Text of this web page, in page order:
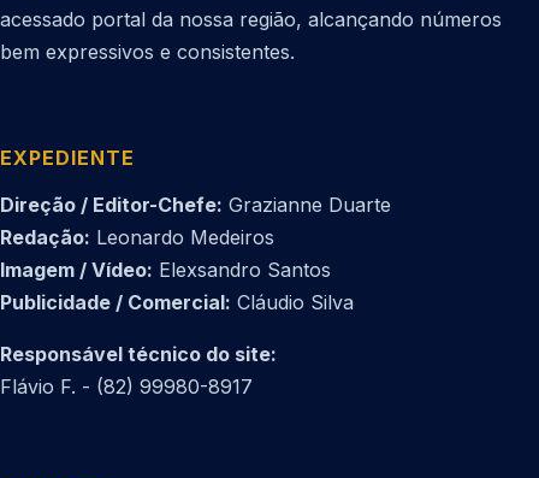
acessado portal da nossa região, alcançando números
bem expressivos e consistentes.
EXPEDIENTE
Direção / Editor-Chefe: Grazianne Duarte
Redação: Leonardo Medeiros
Imagem / Vídeo: Elexsandro Santos
Publicidade / Comercial: Cláudio Silva
Responsável técnico do site:
Flávio F. - (82) 99980-8917